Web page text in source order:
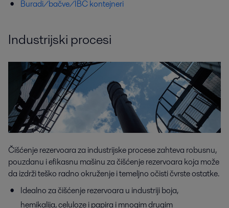
Buradi/bačve/IBC kontejneri
Industrijski procesi
Čišćenje rezervoara za industrijske procese zahteva robusnu,
pouzdanu i efikasnu mašinu za čišćenje rezervoara koja može
da izdrži teško radno okruženje i temeljno očisti čvrste ostatke.
Idealno za čišćenje rezervoara u industriji boja,
hemikalija, celuloze i papira i mnogim drugim